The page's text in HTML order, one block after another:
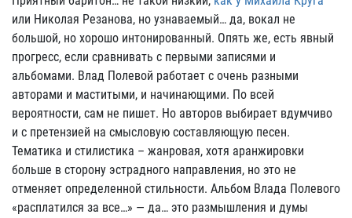
или Николая Резанова, но узнаваемый… да, вокал не
большой, но хорошо интонированный. Опять же, есть явный
прогресс, если сравнивать с первыми записями и
альбомами. Влад Полевой работает с очень разными
авторами и маститыми, и начинающими. По всей
вероятности, сам не пишет. Но авторов выбирает вдумчиво
и с претензией на смысловую составляющую песен.
Тематика и стилистика – жанровая, хотя аранжировки
больше в сторону эстрадного направления, но это не
отменяет определенной стильности. Альбом Влада Полевого
«расплатился за все…» — да… это размышления и думы